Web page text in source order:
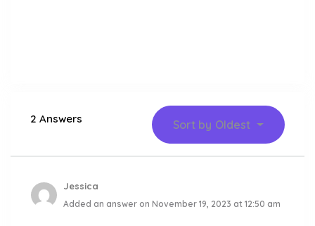
2 Answers Sort by Oldest
Jessica
Added an answer on November 19, 2023 at 12:50 am